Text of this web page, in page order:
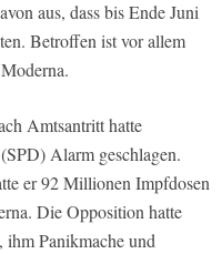
aus, dass bis Ende Juni
Betroffen ist vor allem
Amtsantritt hatte
Alarm geschlagen.
er 92 Millionen Impfdosen
Die Opposition hatte
ihm Panikmache und